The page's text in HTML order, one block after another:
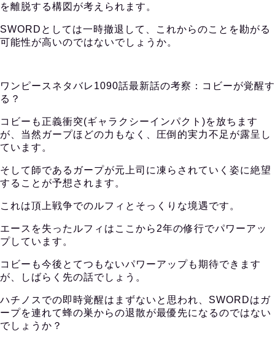
を離脱する構図が考えられます。
SWORDとしては一時撤退して、これからのことを勘がる
可能性が高いのではないでしょうか。
ワンピースネタバレ1090話最新話の考察：コビーが覚醒す
る？
コビーも正義衝突(ギャラクシーインパクト)を放ちます
が、当然ガープほどの力もなく、圧倒的実力不足が露呈し
ています。
そして師であるガープが元上司に凍らされていく姿に絶望
することが予想されます。
これは頂上戦争でのルフィとそっくりな境遇です。
エースを失ったルフィはここから2年の修行でパワーアッ
プしています。
コビーも今後とてつもないパワーアップも期待できます
が、しばらく先の話でしょう。
ハチノスでの即時覚醒はまずないと思われ、SWORDはガ
ープを連れて蜂の巣からの退散が最優先になるのではない
でしょうか？